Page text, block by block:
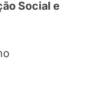
Social e